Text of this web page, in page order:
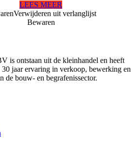
LEES MEER
Verwijderen uit verlanglijst
Bewaren
is ontstaan uit de kleinhandel en heeft
30 jaar ervaring in verkoop, bewerking en
de bouw- en begrafenissector.